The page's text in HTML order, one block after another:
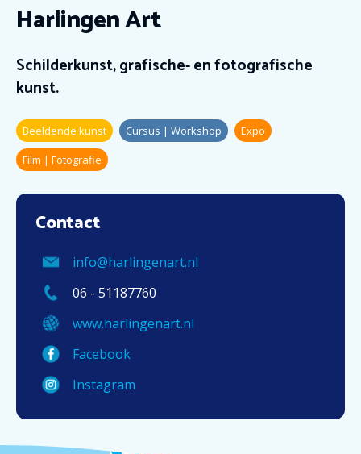
Harlingen Art
Schilderkunst, grafische- en fotografische
kunst.
Beeldende kunst Cursus | Workshop
Expo
Film | Fotografie
Contact
info@harlingenart.nl
06 - 51187760
www.harlingenart.nl
Facebook
Instagram